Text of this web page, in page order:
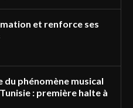
et renforce ses
phénomène musical
: première halte à